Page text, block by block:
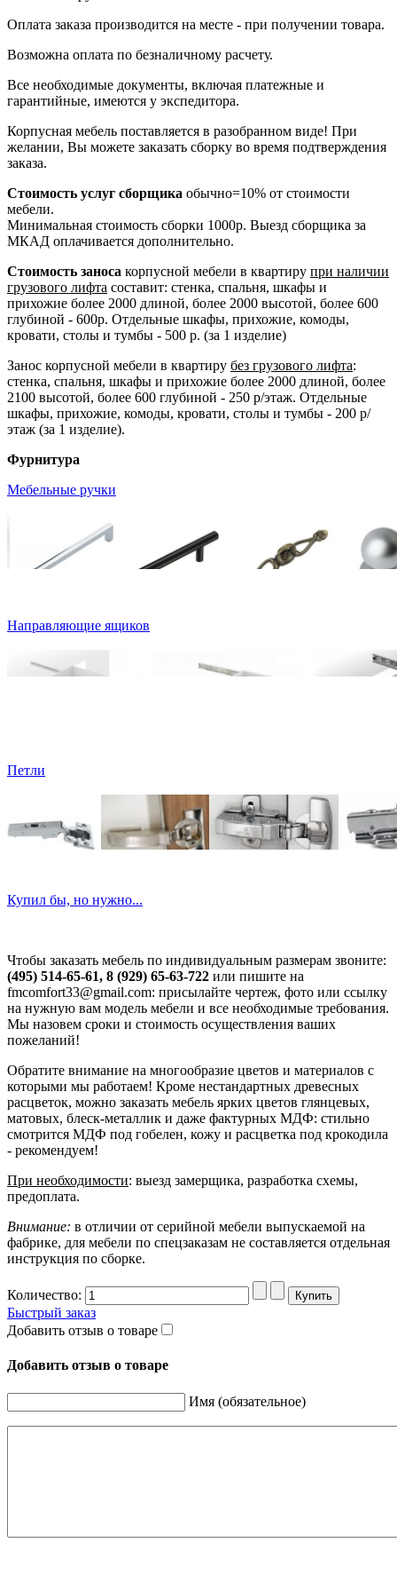
Оплата заказа производится на месте - при получении товара.
Возможна оплата по безналичному расчету.
Все необходимые документы, включая платежные и
гарантийные, имеются у экспедитора.
Корпусная мебель поставляется в разобранном виде! При
желании, Вы можете заказать сборку во время подтверждения
заказа.
Стоимость услуг сборщика обычно=10% от стоимости
мебели.
Минимальная стоимость сборки 1000р. Выезд сборщика за
МКАД оплачивается дополнительно.
Стоимость заноса корпусной мебели в квартиру при наличии
грузового лифта составит: стенка, спальня, шкафы и
прихожие более 2000 длиной, более 2000 высотой, более 600
глубиной - 600р. Отдельные шкафы, прихожие, комоды,
кровати, столы и тумбы - 500 р. (за 1 изделие)
Занос корпусной мебели в квартиру без грузового лифта:
стенка, спальня, шкафы и прихожие более 2000 длиной, более
2100 высотой, более 600 глубиной - 250 р/этаж. Отдельные
шкафы, прихожие, комоды, кровати, столы и тумбы - 200 р/
этаж (за 1 изделие).
Фурнитура
Мебельные ручки
Направляющие ящиков
Петли
Купил бы, но нужно...
Чтобы заказать мебель по индивидуальным размерам звоните:
(495) 514-65-61, 8 (929) 65-63-722 или пишите на
fmcomfort33@gmail.com: присылайте чертеж, фото или ссылку
на нужную вам модель мебели и все необходимые требования.
Мы назовем сроки и стоимость осуществления ваших
пожеланий!
Обратите внимание на многообразие цветов и материалов с
которыми мы работаем! Кроме нестандартных древесных
расцветок, можно заказать мебель ярких цветов глянцевых,
матовых, блеск-металлик и даже фактурных МДФ: стильно
смотрится МДФ под гобелен, кожу и расцветка под крокодила
- рекомендуем!
При необходимости: выезд замерщика, разработка схемы,
предоплата.
Внимание: в отличии от серийной мебели выпускаемой на
фабрике, для мебели по спецзаказам не составляется отдельная
инструкция по сборке.
Количество:
Быстрый заказ
Добавить отзыв о товаре
Добавить отзыв о товаре
Имя (обязательное)